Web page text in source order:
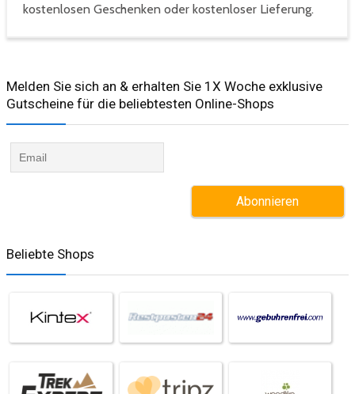
kostenlosen Geschenken oder kostenloser Lieferung.
Melden Sie sich an & erhalten Sie 1X Woche exklusive
Gutscheine für die beliebtesten Online-Shops​
Beliebte Shops